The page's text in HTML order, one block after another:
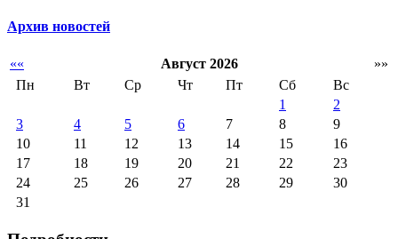
Архив новостей
«« Август 2026
»»
Пн
Вт Ср Чт Пт Сб
Вс
1
2
3
4 5 6 7 8
9
10
11 12 13 14 15
16
17
18 19 20 21 22
23
24
25 26 27 28 29
30
31